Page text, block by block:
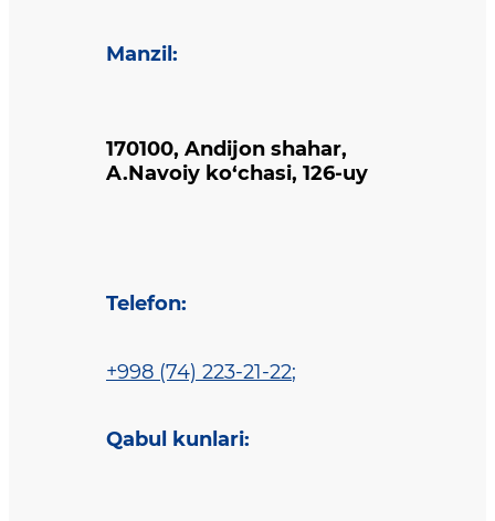
Manzil :
170100, Andijon shahar,
A.Navoiy ko‘chasi, 126-uy
Telefon:
+998 (74) 223-21-22;
Qabul kunlari: